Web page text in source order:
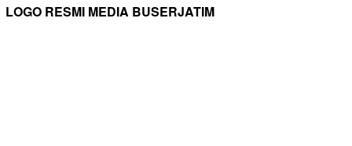
LOGO RESMI MEDIA BUSERJATIM